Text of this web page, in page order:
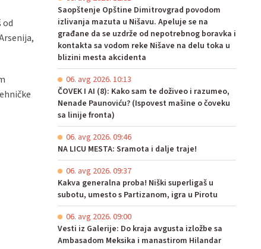
od
Saopštenje Opštine Dimitrovgrad povodom
izlivanja mazuta u Nišavu. Apeluje se na
građane da se uzdrže od nepotrebnog boravka i
kontakta sa vodom reke Nišave na delu toka u
blizini mesta akcidenta
06. avg 2026. 10:13
ČOVEK I AI (8): Kako sam te doživeo i razumeo,
Nenade Paunoviću? (Ispovest mašine o čoveku
sa linije fronta)
06. avg 2026. 09:46
NA LICU MESTA: Sramota i dalje traje!
06. avg 2026. 09:37
Kakva generalna proba! Niški superligaš u
subotu, umesto s Partizanom, igra u Pirotu
06. avg 2026. 09:00
Vesti iz Galerije: Do kraja avgusta izložbe sa
Ambasadom Meksika i manastirom Hilandar